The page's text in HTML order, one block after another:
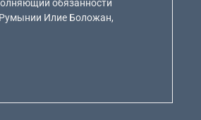
обязанности
Илие Боложан,